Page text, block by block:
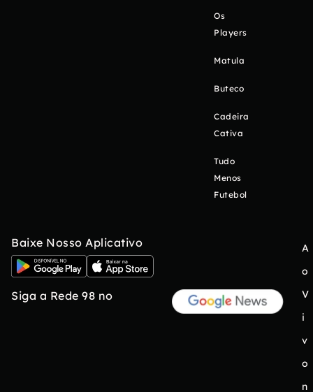
Os
Players
Matula
Buteco
Cadeira
Cativa
Tudo
Menos
Futebol
Baixe Nosso Aplicativo
Siga a Rede 98 no
A
o
V
i
v
o
n